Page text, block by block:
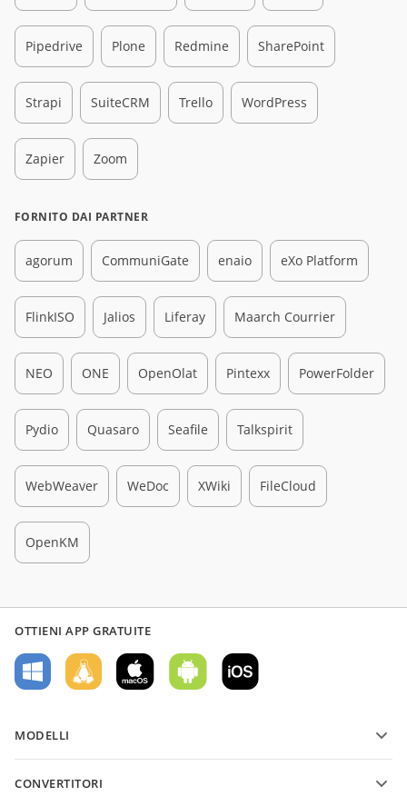
Pipedrive Plone Redmine SharePoint
Strapi SuiteCRM Trello WordPress
Zapier Zoom
FORNITO DAI PARTNER
agorum CommuniGate enaio eXo Platform
FlinkISO Jalios Liferay Maarch Courrier
NEO ONE OpenOlat Pintexx PowerFolder
Pydio Quasaro Seafile Talkspirit
WebWeaver WeDoc XWiki FileCloud
OpenKM
OTTIENI APP GRATUITE
MODELLI
Modelli di documenti di testo
CONVERTITORI